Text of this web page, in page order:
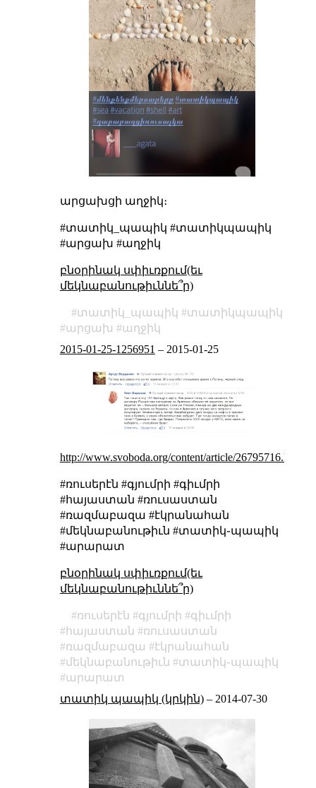
արցախցի աղջիկ։
#տատիկ_պապիկ #տատիկպապիկ
#արցախ #աղջիկ
բնօրինակ սփիւռքում(եւ
մեկնաբանութիւննե՞ր)
տատիկ_պապիկ
տատիկպապիկ
արցախ
աղջիկ
2015-01-25-1256951 – 2015-01-25
http://www.svoboda.org/content/article/26795716.html
#ռուսերէն #գյումրի #գիւմրի
#հայաստան #ռուսաստան
#ռազմաբազա #էկրանահան
#մեկնաբանութիւն #տատիկ֊պապիկ
#արարատ
բնօրինակ սփիւռքում(եւ
մեկնաբանութիւննե՞ր)
ռուսերէն գյումրի
գիւմրի
հայաստան
ռուսաստան
ռազմաբազա
էկրանահան
մեկնաբանութիւն
տատիկ֊պապիկ
արարատ
տատիկ պապիկ (կրկին)– 2014-07-30